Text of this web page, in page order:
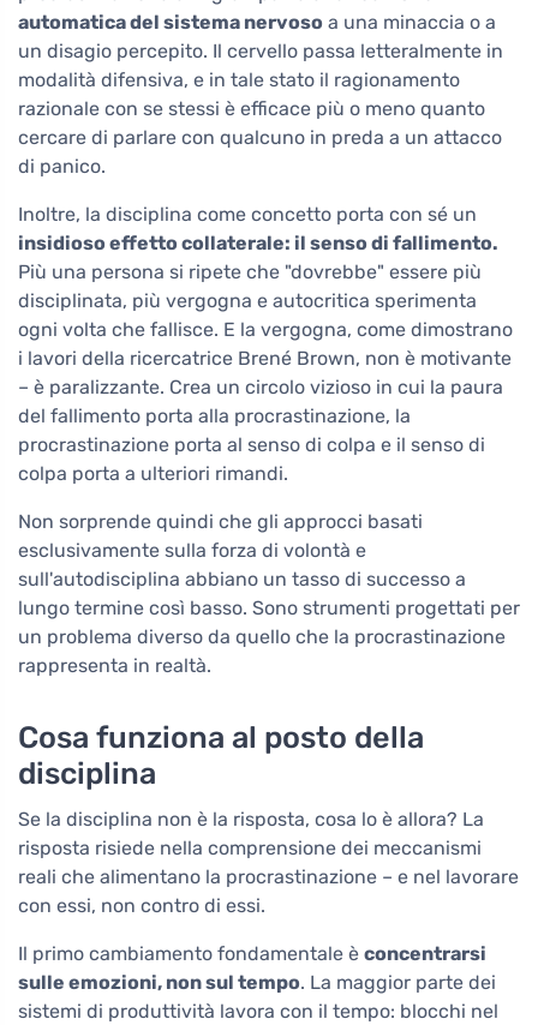
automatica del sistema nervoso a una minaccia o a
un disagio percepito. Il cervello passa letteralmente in
modalità difensiva, e in tale stato il ragionamento
razionale con se stessi è efficace più o meno quanto
cercare di parlare con qualcuno in preda a un attacco
di panico.
Inoltre, la disciplina come concetto porta con sé un
insidioso effetto collaterale: il senso di fallimento.
Più una persona si ripete che "dovrebbe" essere più
disciplinata, più vergogna e autocritica sperimenta
ogni volta che fallisce. E la vergogna, come dimostrano
i lavori della ricercatrice Brené Brown, non è motivante
– è paralizzante. Crea un circolo vizioso in cui la paura
del fallimento porta alla procrastinazione, la
procrastinazione porta al senso di colpa e il senso di
colpa porta a ulteriori rimandi.
Non sorprende quindi che gli approcci basati
esclusivamente sulla forza di volontà e
sull'autodisciplina abbiano un tasso di successo a
lungo termine così basso. Sono strumenti progettati per
un problema diverso da quello che la procrastinazione
rappresenta in realtà.
Cosa funziona al posto della
disciplina
Se la disciplina non è la risposta, cosa lo è allora? La
risposta risiede nella comprensione dei meccanismi
reali che alimentano la procrastinazione – e nel lavorare
con essi, non contro di essi.
Il primo cambiamento fondamentale è concentrarsi
sulle emozioni, non sul tempo. La maggior parte dei
sistemi di produttività lavora con il tempo: blocchi nel